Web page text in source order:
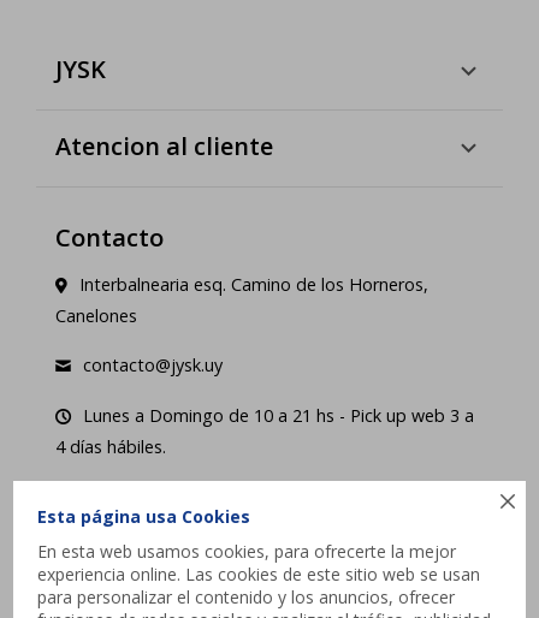

Esta página usa Cookies
En esta web usamos cookies, para ofrecerte la mejor
experiencia online. Las cookies de este sitio web se usan
para personalizar el contenido y los anuncios, ofrecer
JYSK
Atencion al cliente
Contacto
Interbalnearia esq. Camino de los Horneros,
Canelones
contacto@jysk.uy
Lunes a Domingo de 10 a 21 hs - Pick up web 3 a
4 días hábiles.